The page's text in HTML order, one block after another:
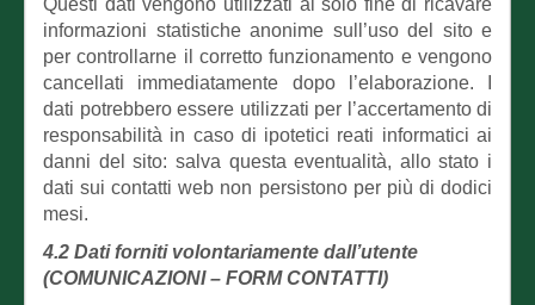
Questi dati vengono utilizzati al solo fine di ricavare
informazioni statistiche anonime sull’uso del sito e
per controllarne il corretto funzionamento e vengono
cancellati immediatamente dopo l’elaborazione. I
dati potrebbero essere utilizzati per l’accertamento di
responsabilità in caso di ipotetici reati informatici ai
danni del sito: salva questa eventualità, allo stato i
dati sui contatti web non persistono per più di dodici
mesi.
4.2 Dati forniti volontariamente dall’utente
(COMUNICAZIONI – FORM CONTATTI)